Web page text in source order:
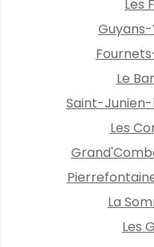
Les
Le
Saint-
Les
La
Les